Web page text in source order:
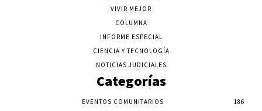
VIVIR MEJOR
COLUMNA
INFORME ESPECIAL
CIENCIA Y TECNOLOGÍA
NOTICIAS JUDICIALES
Categorías
EVENTOS COMUNITARIOS
186